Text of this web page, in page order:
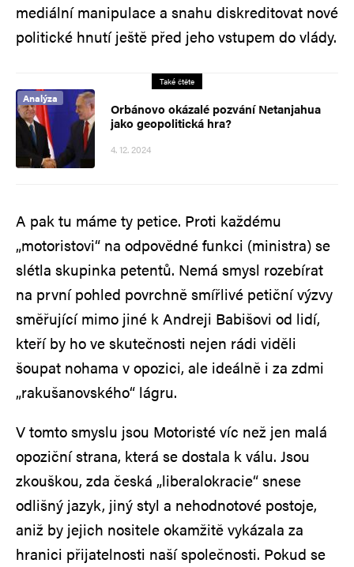
mediální manipulace a snahu diskreditovat nové
politické hnutí ještě před jeho vstupem do vlády.
Také čtěte
Analýza
Orbánovo okázalé pozvání Netanjahua
jako geopolitická hra?
4. 12. 2024
A pak tu máme ty petice. Proti každému
„motoristovi“ na odpovědné funkci (ministra) se
slétla skupinka petentů. Nemá smysl rozebírat
na první pohled povrchně smířlivé petiční výzvy
směřující mimo jiné k Andreji Babišovi od lidí,
kteří by ho ve skutečnosti nejen rádi viděli
šoupat nohama v opozici, ale ideálně i za zdmi
„rakušanovského“ lágru.
V tomto smyslu jsou Motoristé víc než jen malá
opoziční strana, která se dostala k válu. Jsou
zkouškou, zda česká „liberalokracie“ snese
odlišný jazyk, jiný styl a nehodnotové postoje,
aniž by jejich nositele okamžitě vykázala za
hranici přijatelnosti naší společnosti. Pokud se